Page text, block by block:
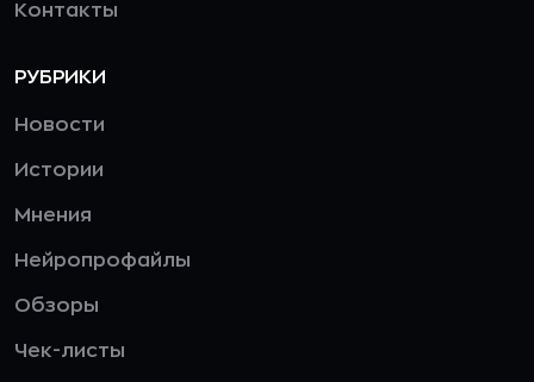
Контакты
РУБРИКИ
Новости
Истории
Мнения
Нейропрофайлы
Обзоры
Чек-листы